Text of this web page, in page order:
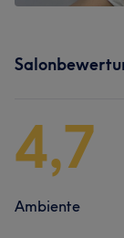
4,7
Ambiente